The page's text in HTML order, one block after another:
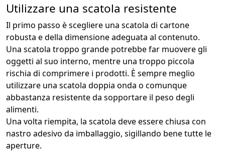
Utilizzare una scatola resistente
Il primo passo è scegliere una scatola di cartone
robusta e della dimensione adeguata al contenuto.
Una scatola troppo grande potrebbe far muovere gli
oggetti al suo interno, mentre una troppo piccola
rischia di comprimere i prodotti. È sempre meglio
utilizzare una scatola doppia onda o comunque
abbastanza resistente da sopportare il peso degli
alimenti.
Una volta riempita, la scatola deve essere chiusa con
nastro adesivo da imballaggio, sigillando bene tutte le
aperture.